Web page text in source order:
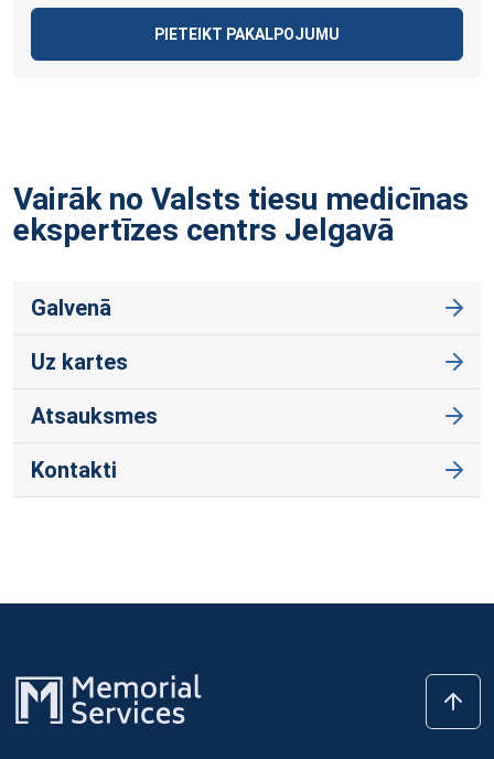
PIETEIKT PAKALPOJUMU
Vairāk no Valsts tiesu medicīnas
ekspertīzes centrs Jelgavā
Galvenā
Uz kartes
Atsauksmes
Kontakti